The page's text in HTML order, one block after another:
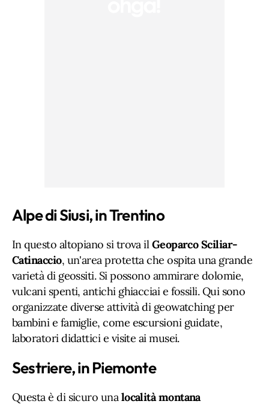
Alpe di Siusi, in Trentino
In questo altopiano si trova ilGeoparco Sciliar-
Catinaccio, un'area protetta che ospita una grande
varietà di geossiti. Si possono ammirare dolomie,
vulcani spenti, antichi ghiacciai e fossili. Qui sono
organizzate diverse attività di geowatching per
bambini e famiglie, come escursioni guidate,
laboratori didattici e visite ai musei.
Sestriere, in Piemonte
Questa è di sicuro unalocalità montana